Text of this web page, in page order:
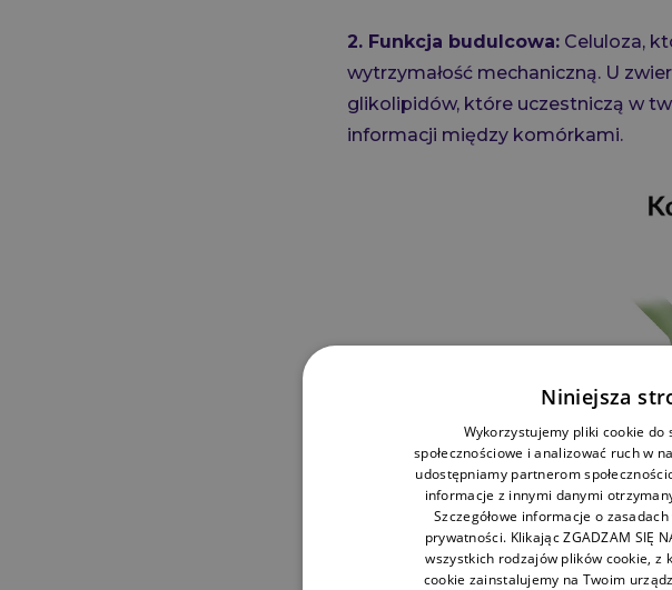
2. Funkcja budulcowa: Celuloza,
wytrzymałość mechaniczną. U
glikolipidów, które uczestniczą w
informacji między komórkami.
Niniejsza
Wykorzystujemy pliki cookie
społecznościowe i analizować ruch w
udostępniamy partnerom
informacje z innymi danymi
Szczegółowe informacje o
prywatności. Klikając ZGADZAM SIĘ
wszystkich rodzajów plików cookie,
cookie zainstalujemy na Twoim